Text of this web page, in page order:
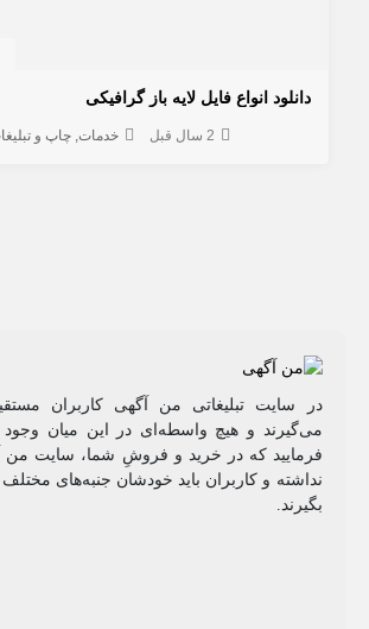
دانلود انواع فایل لایه باز گرافیکی
2 سال قبل خدمات چاپ و
در سایت تبلیغاتی من آگهی کاربران
می‌گیرند و هیچ واسطه‌ای در این میان
فرمایید که در خرید و فروشِ شما، سایت من
نداشته و کاربران باید خودشان جنبه‌های مختلف
بگیرند.